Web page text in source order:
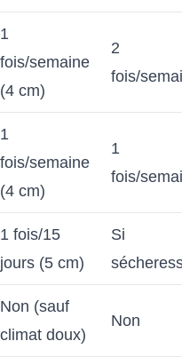
1
fois/semaine
(4 cm)
2
fois/
1
fois/semaine
(4 cm)
1
fois/
1 fois/15
jours (5 cm)
Si
Non (sauf
climat doux)
Non